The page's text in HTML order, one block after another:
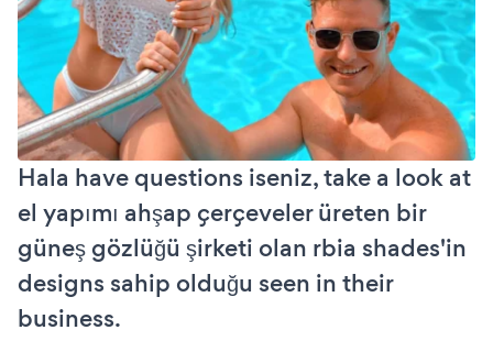
Hala have questions iseniz, take a look at
el yapımı ahşap çerçeveler üreten bir
güneş gözlüğü şirketi olan rbia shades'in
designs sahip olduğu seen in their
business.